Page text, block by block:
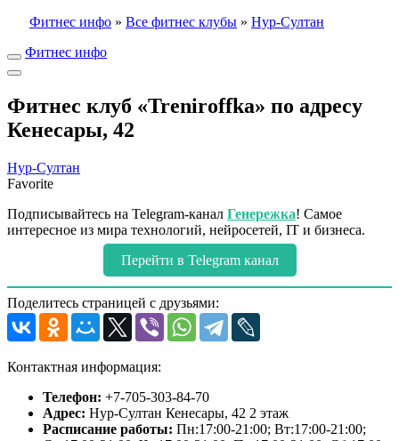
Фитнес инфо » Все фитнес клубы » Нур-Султан
Фитнес инфо
Фитнес клуб «Treniroffka» по адресу
Кенесары, 42
Нур-Султан
Favorite
Подписывайтесь на Telegram-канал Генережка! Самое
интересное из мира технологий, нейросетей, IT и бизнеса.
Перейти в Telegram канал
Поделитесь страницей с друзьями:
Контактная информация:
Телефон: +7-705-303-84-70
Адрес: Нур-Султан Кенесары, 42 2 этаж
Расписание работы: Пн:17:00-21:00; Вт:17:00-21:00;